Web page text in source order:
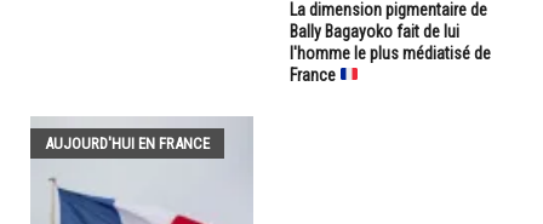
La dimension pigmentaire de
Bally Bagayoko fait de lui
l'homme le plus médiatisé de
France
AUJOURD'HUI EN FRANCE